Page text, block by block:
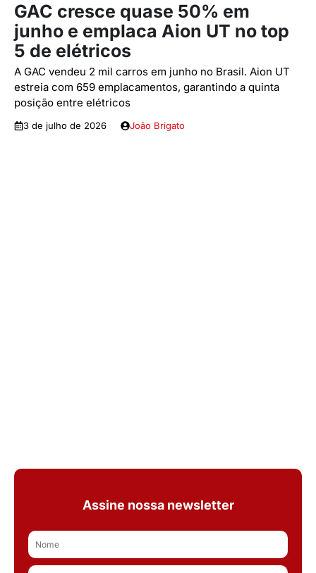
GAC cresce quase 50% em
junho e emplaca Aion UT no top
5 de elétricos
A GAC vendeu 2 mil carros em junho no Brasil. Aion UT
estreia com 659 emplacamentos, garantindo a quinta
posição entre elétricos
3 de julho de 2026 João Brigato
Assine nossa newsletter